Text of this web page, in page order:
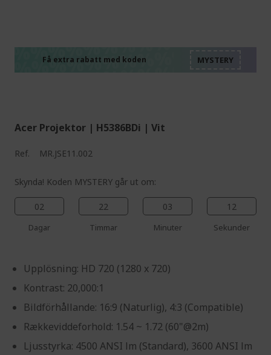
Få extra rabatt med koden
Acer Projektor | H5386BDi | Vit
Ref. MR.JSE11.002
Skynda! Koden MYSTERY går ut om:
02
Dagar
22
Timmar
03
Minuter
11
Sekunder
Upplösning: HD 720 (1280 x 720)
Kontrast: 20,000:1
Bildförhållande: 16:9 (Naturlig), 4:3 (Compatible)
Rækkeviddeforhold: 1.54 ~ 1.72 (60"@2m)
Ljusstyrka: 4500 ANSI lm (Standard), 3600 ANSI lm